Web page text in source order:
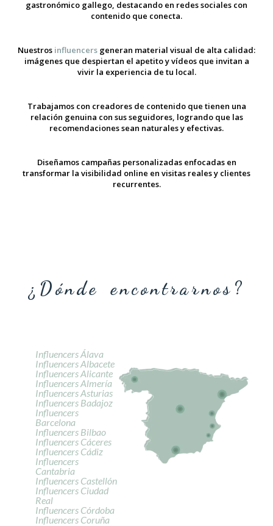
gastronómico gallego, destacando en redes sociales con
contenido que conecta.
Nuestros influencers generan material visual de alta calidad:
imágenes que despiertan el apetito y vídeos que invitan a
vivir la experiencia de tu local.
Trabajamos con creadores de contenido que tienen una
relación genuina con sus seguidores, logrando que las
recomendaciones sean naturales y efectivas.
Diseñamos campañas personalizadas enfocadas en
transformar la visibilidad online en visitas reales y clientes
recurrentes.
¿Dónde encontrarnos?
Influencers Álava
Influencers Albacete
Influencers Alicante
Influencers Almería
Influencers Asturias
Influencers Badajoz
Influencers
Barcelona
Influencers Bilbao
Influencers Cáceres
Influencers Cádiz
Influencers
Cantabria
Influencers Castellón
Influencers Ciudad
Real
Influencers Córdoba
Influencers Coruña